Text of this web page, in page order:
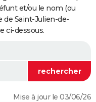
et/ou le nom (ou
de Saint-Julien-de-
ci-dessous.
Mise à jour le 03/06/26